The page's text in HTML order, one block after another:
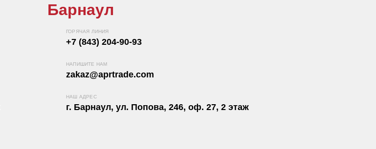
Барнаул
ГОРЯЧАЯ ЛИНИЯ
+7 (843) 204-90-93
НАПИШИТЕ НАМ
zakaz@aprtrade.com
НАШ АДРЕС
г. Барнаул, ул. Попова, 246, оф. 27, 2 этаж